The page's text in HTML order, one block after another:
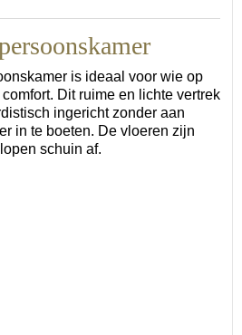
is ideaal voor wie op
Dit ruime en lichte vertrek
ingericht zonder aan
in te boeten. De vloeren zijn
schuin af.